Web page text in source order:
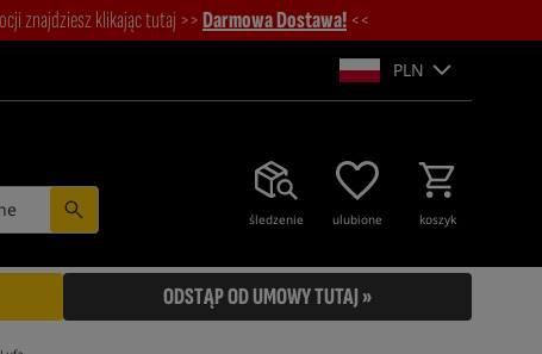
znajdziesz klikając tutaj >>Darmowa Dostawa! <<
PLN
śledzenie ulubione koszyk
ODSTĄP OD UMOWY TUTAJ »